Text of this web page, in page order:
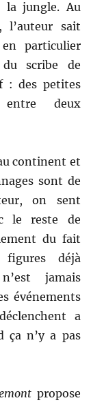
la jungle. Au
l’auteur sait
particulier
scribe de
: des petites
entre deux
continent et
sont de
on sent
le reste de
du fait
figures déjà
jamais
événements
a
ça n’y a pas
propose